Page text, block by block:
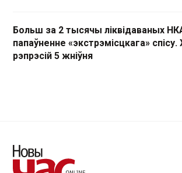
Больш за 2 тысячы ліквідаваных
папаўненне «экстрэмісцкага» спісу.
рэпрэсій 5 жніўня